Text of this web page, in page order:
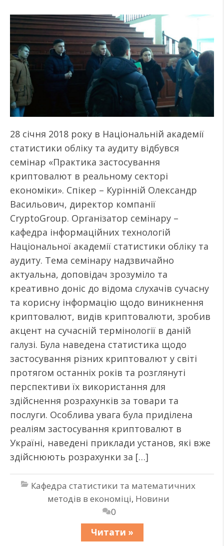
28 січня 2018 року в Національній академії
статистики обліку та аудиту відбувся
семінар «Практика застосування
криптовалют в реальному секторі
економіки». Спікер – Курінній Олександр
Васильович, директор компанії
CryptoGroup. Організатор семінару –
кафедра інформаційних технологій
Національної академії статистики обліку та
аудиту. Тема семінару надзвичайно
актуальна, доповідач зрозуміло та
креативно доніс до відома слухачів сучасну
та корисну інформацію щодо виникнення
криптовалют, видів криптовалюти, зробив
акцент на сучасній термінології в даній
галузі. Була наведена статистика щодо
застосування різних криптовалют у світі
протягом останніх років та розглянуті
перспективи їх використання для
здійснення розрахунків за товари та
послуги. Особлива увага була приділена
реаліям застосування криптовалют в
Україні, наведені приклади установ, які вже
здійснюють розрахунки за […]
Кафедра статистики та математичних
методів в економіці, Новини
0
Читати »